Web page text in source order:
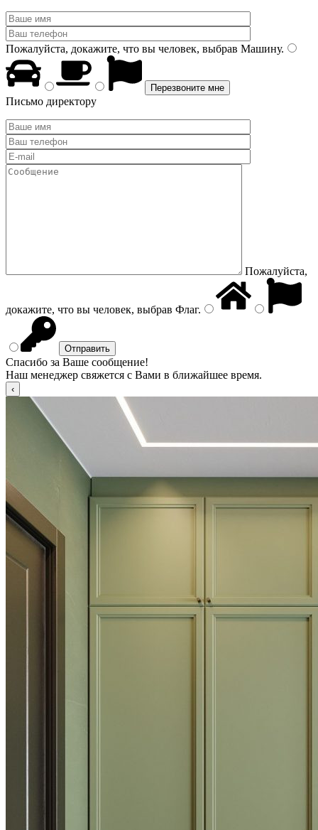
Пожалуйста, докажите, что вы человек, выбрав Машину.
Письмо директору
Пожалуйста,
докажите, что вы человек, выбрав Флаг.
Спасибо за Ваше сообщение!
Наш менеджер свяжется с Вами в ближайшее время.